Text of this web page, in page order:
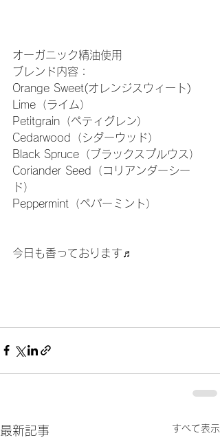
オーガニック精油使用
ブレンド内容：
Orange Sweet(オレンジスウィート)
Lime（ライム）
Petitgrain（ペティグレン）
Cedarwood（シダーウッド）
Black Spruce（ブラックスプルウス）
Coriander Seed（コリアンダーシー
ド）
Peppermint（ペパーミント）
今日も香っております♬
最新記事 すべて表示